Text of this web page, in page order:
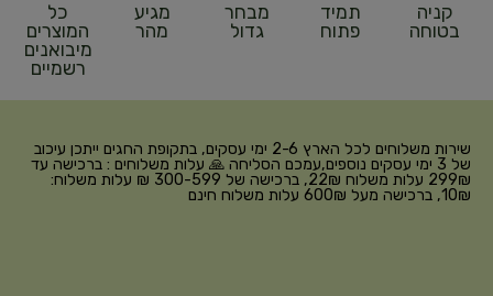
קניה
בטוחה
תמיד
פתוח
מבחר
גדול
מגיע
מהר
כל
המוצרים
מיבואנים
רשמיים
שירות משלוחים לכל הארץ 2-6 ימי עסקים, בתקופת החגים ייתכן עיכוב
של 3 ימי עסקים נוספים,עמכם הסליחה 🙏 עלות משלוחים : ברכישה עד
299₪ עלות משלוח 22₪, ברכישה של 300-599 ₪ עלות משלוח:
10₪, ברכישה מעל 600₪ עלות משלוח חינם